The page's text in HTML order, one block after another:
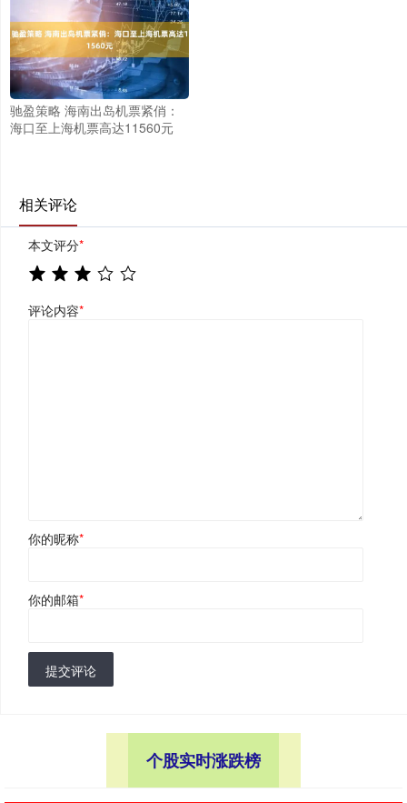
驰盈策略 海南出岛机票紧俏：
海口至上海机票高达11560元
相关评论
本文评分*
评论内容*
你的昵称*
你的邮箱*
提交评论
个股实时涨跌榜